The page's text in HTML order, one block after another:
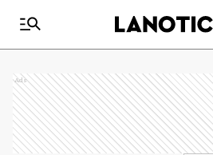
Ads